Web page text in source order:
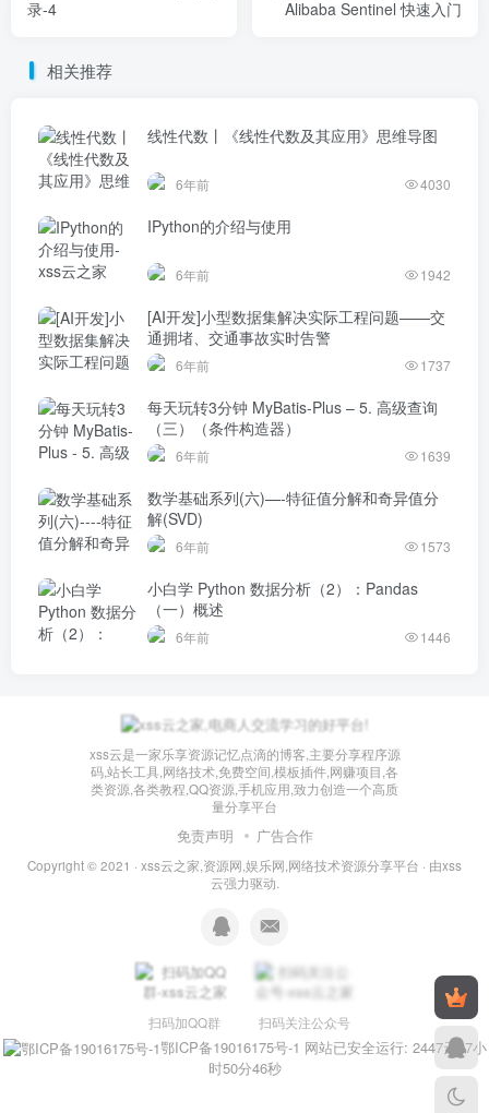
录-4
Alibaba Sentinel 快速入门
相关推荐
线性代数丨《线性代数及其应用》思维导图
6年前 4030
IPython的介绍与使用
6年前 1942
[AI开发]小型数据集解决实际工程问题——交
通拥堵、交通事故实时告警
6年前 1737
每天玩转3分钟 MyBatis-Plus – 5. 高级查询
（三）（条件构造器）
6年前 1639
数学基础系列(六)—-特征值分解和奇异值分
解(SVD)
6年前 1573
小白学 Python 数据分析（2）：Pandas
（一）概述
6年前 1446
xss云是一家乐享资源记忆点滴的博客,主要分享程序源
码,站长工具,网络技术,免费空间,模板插件,网赚项目,各
类资源,各类教程,QQ资源,手机应用,致力创造一个高质
量分享平台
免责声明 广告合作
Copyright © 2021 · xss云之家,资源网,娱乐网,网络技术资源分享平台 · 由xss
云强力驱动.
扫码加QQ群 扫码关注公众号
鄂ICP备19016175号-1 网站已安全运行: 2447天17小
时50分47秒